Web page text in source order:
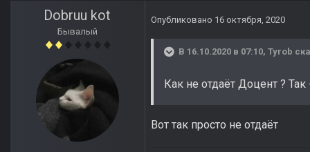
Dobruu kot
Бывалый
Опубликовано 16 октября, 2020
В 16.10.2020 в 07:10, Tyrob
Как не отдаёт Доцент ?
Вот так просто не отдаёт